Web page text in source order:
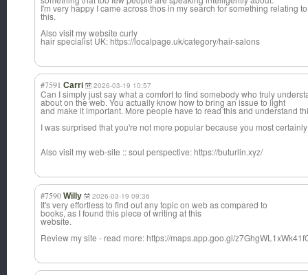
I'm very happy I came across thos in my search for something relating to
this.
Also visit my website curly
hair specialist UK: https://localpage.uk/category/hair-salons
#7591 Carri 2026-03-19 10:57
Can I simply just say what a comfort to find somebody who truly
about on the web. You actually know how to bring an issue to light
and make it important. More people have to read this and understand
I was surprised that you're not more popular because you most
Also visit my web-site :: soul perspective: https://buturlin.xyz/
#7590 Willy 2026-03-19 09:36
It's very effortless to find out any topic on web as compared to
books, as I found this piece of writing at this
website.
Review my site - read more: https://maps.app.goo.gl/